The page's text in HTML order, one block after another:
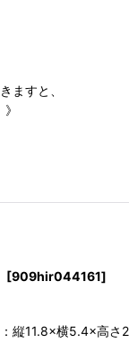
ますと、
[909hir044161]
縦11.8×横5.4×高さ